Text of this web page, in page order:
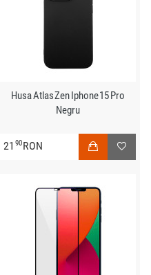
Husa Atlas Zen Iphone 15 Pro
Negru
21 90RON